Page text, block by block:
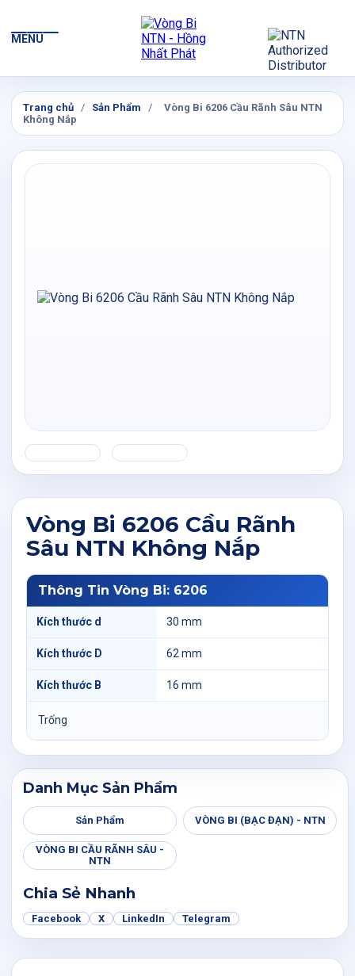
MENU
Trang chủ / Sản Phẩm /
Vòng Bi 6206 Cầu Rãnh Sâu NTN
Không Nắp
Vòng Bi 6206 Cầu Rãnh
Sâu NTN Không Nắp
Thông Tin Vòng Bi: 6206
Kích thước d 30 mm
Kích thước D 62 mm
Kích thước B 16 mm
Trống
Danh Mục Sản Phẩm
Sản Phẩm VÒNG BI (BẠC ĐẠN) - NTN
VÒNG BI CẦU RÃNH SÂU -
NTN
Chia Sẻ Nhanh
Facebook X LinkedIn Telegram